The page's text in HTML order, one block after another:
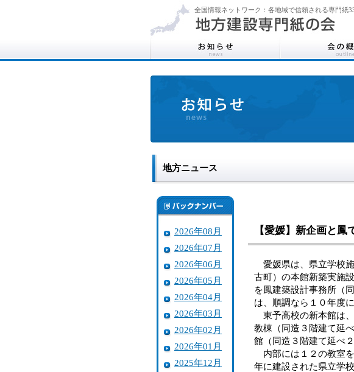
全国情報ネットワーク：各地域で信頼される専門紙
地方ニュース
2026年08月
2026年07月
2026年06月
2026年05月
2026年04月
2026年03月
2026年02月
2026年01月
2025年12月
【愛媛】新企画と
愛媛県は、県立学校
古町）の本館新築実施
を鳳建築設計事務所（
は、順調なら１０年度
東予高校の新本館は
教棟（同造３階建て延
館（同造３階建て延べ
内部には１２の教室
年に建設された県立学